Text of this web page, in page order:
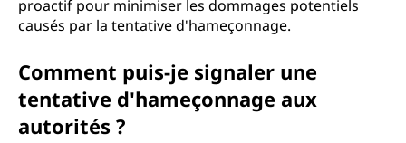
proactif pour minimiser les dommages potentiels
causés par la tentative d'hameçonnage.
Comment puis-je signaler une
tentative d'hameçonnage aux
autorités ?